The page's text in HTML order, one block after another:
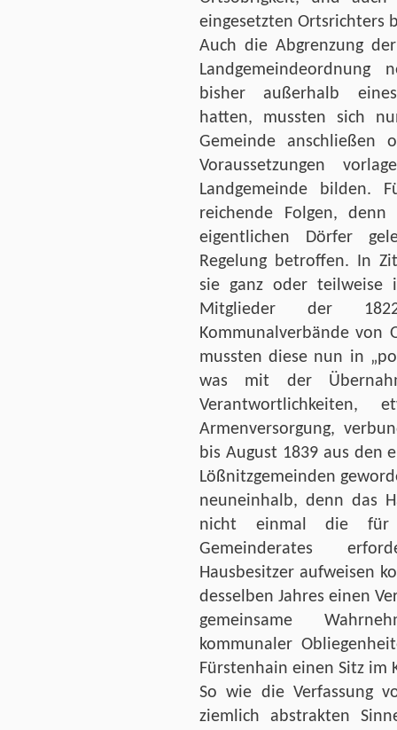
eingesetzten Ortsrichters
Auch die Abgrenzung
Landgemeindeordnung
bisher außerhalb
hatten, mussten sich
Gemeinde anschließen
Voraussetzungen
Landgemeinde bilden.
reichende Folgen,
eigentlichen Dörfer
Regelung betroffen. In
sie ganz oder teilweise
Mitglieder der
Kommunalverbände von
mussten diese nun in
was mit der
Armenversorgung,
bis August 1839 aus den
Lößnitzgemeinden
neuneinhalb, denn das
nicht einmal die für
Gemeinderates
Hausbesitzer aufweisen
desselben Jahres einen
gemeinsame
kommunaler
Fürstenhain einen Sitz im
So wie die Verfassung
ziemlich abstrakten